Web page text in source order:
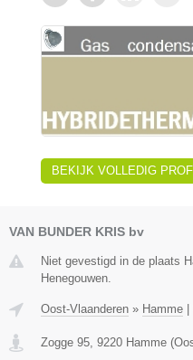
BEKIJK VOLLEDIG
VAN BUNDER KRIS bv
Niet gevestigd in de plaats
Henegouwen.
Oost-Vlaanderen » Hamme
Zogge 95, 9220 Hamme (